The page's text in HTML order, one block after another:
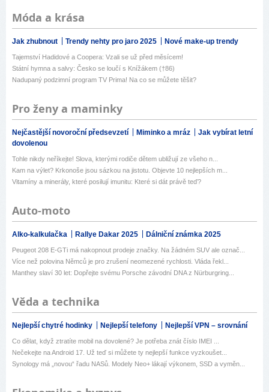
Móda a krása
Jak zhubnout Trendy nehty pro jaro 2025 Nové make-up trendy
Tajemství Hadidové a Coopera: Vzali se už před měsícem!
Státní hymna a salvy: Česko se loučí s Knížákem (†86)
Nadupaný podzimní program TV Prima! Na co se můžete těšit?
Pro ženy a maminky
Nejčastější novoroční předsevzetí Miminko a mráz
Jak vybírat letní
dovolenou
Tohle nikdy neříkejte! Slova, kterými rodiče dětem ubližují ze všeho n...
Kam na výlet? Krkonoše jsou sázkou na jistotu. Objevte 10 nejlepších m...
Vitamíny a minerály, které posilují imunitu: Které si dát právě teď?
Auto-moto
Alko-kalkulačka Rallye Dakar 2025 Dálniční známka 2025
Peugeot 208 E-GTi má nakopnout prodeje značky. Na žádném SUV ale označ...
Více než polovina Němců je pro zrušení neomezené rychlosti. Vláda řekl...
Manthey slaví 30 let: Dopřejte svému Porsche závodní DNA z Nürburgring...
Věda a technika
Nejlepší chytré hodinky Nejlepší telefony Nejlepší VPN – srovnání
Co dělat, když ztratíte mobil na dovolené? Je potřeba znát číslo IMEI ...
Nečekejte na Android 17. Už teď si můžete ty nejlepší funkce vyzkoušet...
Synology má „novou“ řadu NASů. Modely Neo+ lákají výkonem, SSD a vyměn...